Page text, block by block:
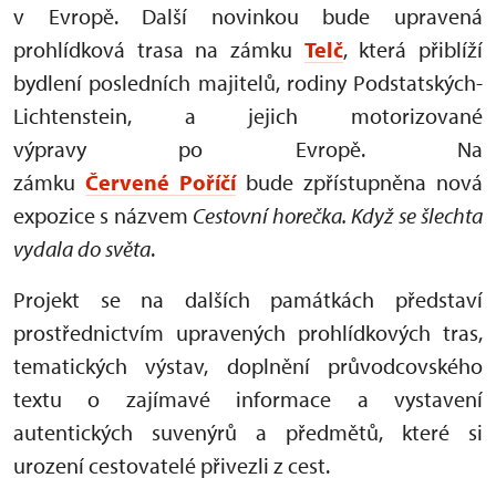
v Evropě. Další novinkou bude upravená
prohlídková trasa na zámku Telč, která přiblíží
bydlení posledních majitelů, rodiny Podstatských-
Lichtenstein, a jejich motorizované
výpravy po Evropě. Na
zámku Červené Poříčíbude zpřístupněna nová
expozice s názvem Cestovní horečka. Když se šlechta
vydala do světa.
Projekt se na dalších památkách představí
prostřednictvím upravených prohlídkových tras,
tematických výstav, doplnění průvodcovského
textu o zajímavé informace a vystavení
autentických suvenýrů a předmětů, které si
urození cestovatelé přivezli z cest.